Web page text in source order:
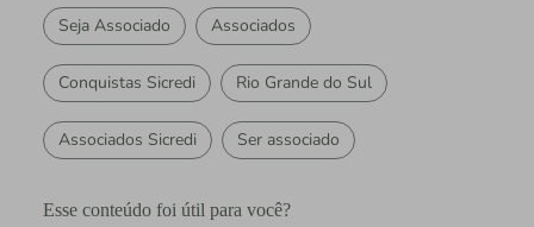
Seja Associado Associados
Conquistas Sicredi Rio Grande do Sul
Associados Sicredi Ser associado
Esse conteúdo foi útil para você?